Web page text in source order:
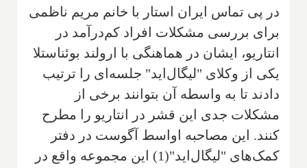
در پی تماس ایران استار با خانم مریم ناظمی
برای بررسی مشکلات افراد کم‌درآمد در
انتاریو، ایشان در هماهنگی با ارولند بوئناستلا
یکی از وکلای "لیگال‌اید" جلسه‌ای را ترتیب
دادند تا به واسطه آن بتوانند برخی از
مشکلات جدی این قشر در انتاریو را مطرح
کنند. این مصاحبه اواسط آگوست در دفتر
کمک‌های "لیگال‌اید"(1) این مجموعه واقع در